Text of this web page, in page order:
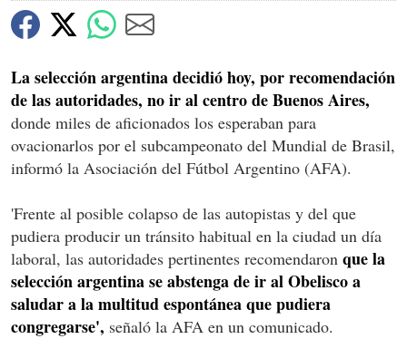
La selección argentina decidió hoy, por recomendación
de las autoridades, no ir al centro de Buenos Aires,
donde miles de aficionados los esperaban para
ovacionarlos por el subcampeonato del Mundial de Brasil,
informó la Asociación del Fútbol Argentino (AFA).
'Frente al posible colapso de las autopistas y del que
pudiera producir un tránsito habitual en la ciudad un día
laboral, las autoridades pertinentes recomendaron que la
selección argentina se abstenga de ir al Obelisco a
saludar a la multitud espontánea que pudiera
congregarse', señaló la AFA en un comunicado.